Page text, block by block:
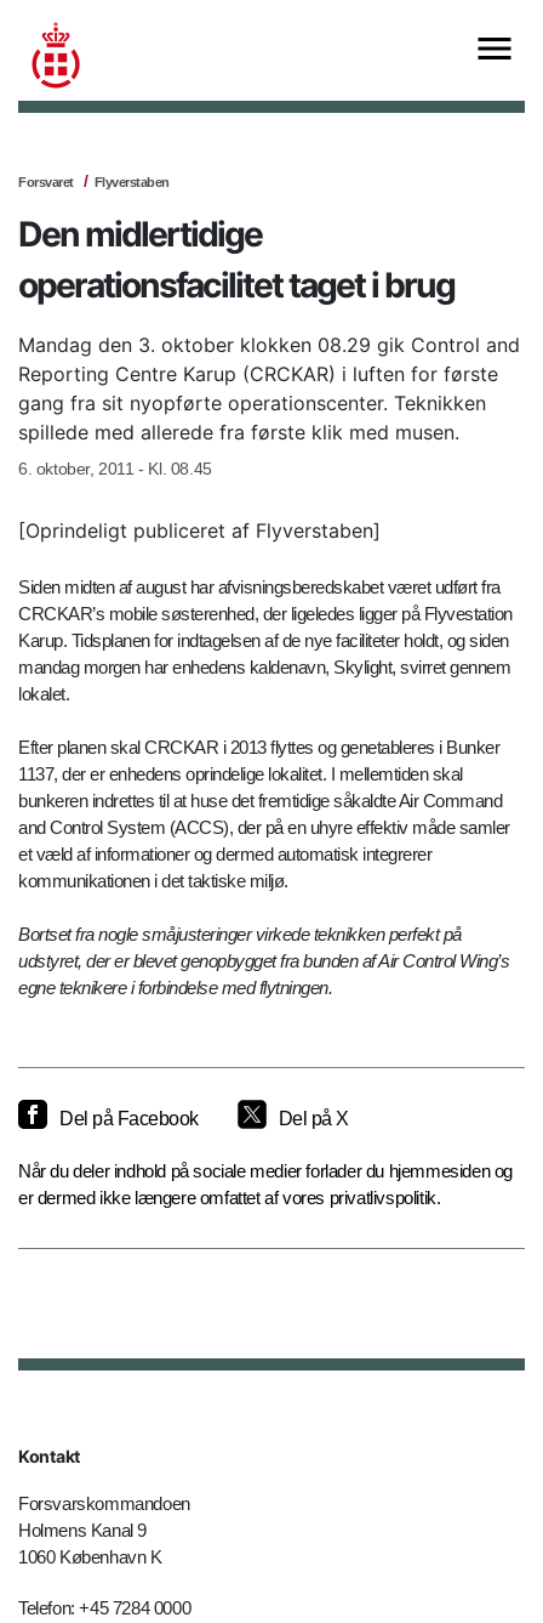
Forsvaret Flyverstaben
Den midlertidige
operationsfacilitet taget i brug
Mandag den 3. oktober klokken 08.29 gik Control and
Reporting Centre Karup (CRCKAR) i luften for første
gang fra sit nyopførte operationscenter. Teknikken
spillede med allerede fra første klik med musen.
6. oktober, 2011 - Kl. 08.45
[Oprindeligt publiceret af Flyverstaben]
Siden midten af august har afvisningsberedskabet været udført fra
CRCKAR’s mobile søsterenhed, der ligeledes ligger på Flyvestation
Karup. Tidsplanen for indtagelsen af de nye faciliteter holdt, og siden
mandag morgen har enhedens kaldenavn, Skylight, svirret gennem
lokalet.
Efter planen skal CRCKAR i 2013 flyttes og genetableres i Bunker
1137, der er enhedens oprindelige lokalitet. I mellemtiden skal
bunkeren indrettes til at huse det fremtidige såkaldte Air Command
and Control System (ACCS), der på en uhyre effektiv måde samler
et væld af informationer og dermed automatisk integrerer
kommunikationen i det taktiske miljø.
Bortset fra nogle småjusteringer virkede teknikken perfekt på
udstyret, der er blevet genopbygget fra bunden af Air Control Wing’s
egne teknikere i forbindelse med flytningen.
Del på Facebook Del på X
Når du deler indhold på sociale medier forlader du hjemmesiden og
er dermed ikke længere omfattet af vores privatlivspolitik.
Kontakt
Forsvarskommandoen
Holmens Kanal 9
1060 København K
Telefon: +45 7284 0000